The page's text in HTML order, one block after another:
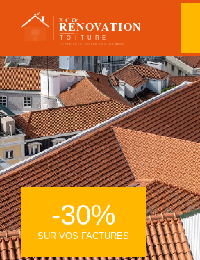
-30%
SUR VOS FACTURES